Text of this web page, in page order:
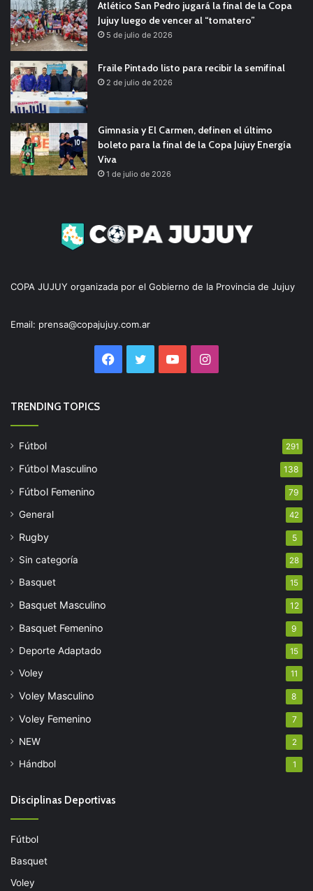
Atlético San Pedro jugará la final de la Copa
Jujuy luego de vencer al “tomatero”
5 de julio de 2026
Fraile Pintado listo para recibir la semifinal
2 de julio de 2026
Gimnasia y El Carmen, definen el último
boleto para la final de la Copa Jujuy Energía
Viva
1 de julio de 2026
COPA JUJUY organizada por el Gobierno de la Provincia de Jujuy
Email: prensa@copajujuy.com.ar
Facebook
TwitterYouTubeInstagram
TRENDING TOPICS
Fútbol 291
Fútbol Masculino 138
Fútbol Femenino 79
General 42
Rugby 5
Sin categoría 28
Basquet 15
Basquet Masculino 12
Basquet Femenino 9
Deporte Adaptado 15
Voley 11
Voley Masculino 8
Voley Femenino 7
NEW 2
Hándbol 1
Disciplinas Deportivas
Fútbol
Basquet
Voley